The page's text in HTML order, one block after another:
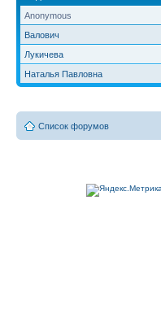
Anonymous
Валович
Лукичева
Наталья Павловна
Список форумов